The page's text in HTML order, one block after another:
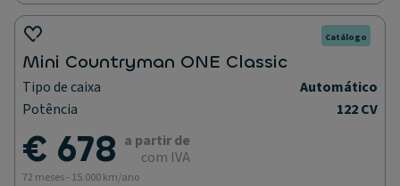
Catálogo
Mini Countryman ONE Classic
Tipo de caixa
Automático
Potência
122 CV
€ 678 a partir de
com IVA
72 meses - 15.000 km/ano